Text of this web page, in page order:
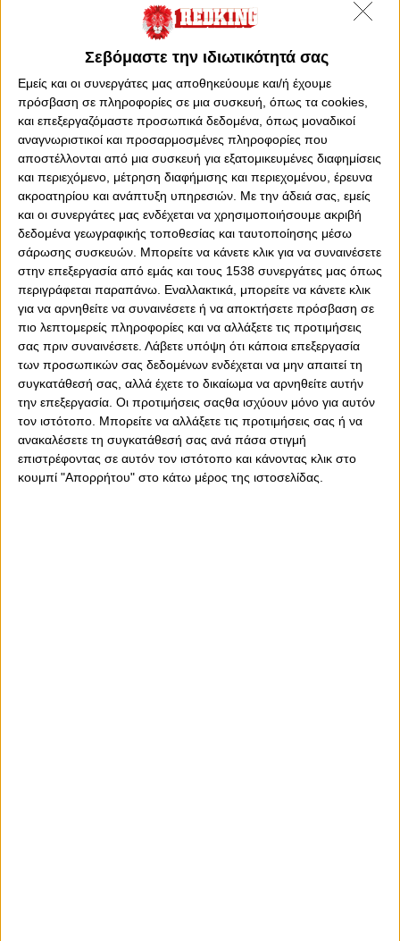
Σεβόμαστε την ιδιωτικότητά σας
Εμείς και οι συνεργάτες μας αποθηκεύουμε και/ή έχουμε
πρόσβαση σε πληροφορίες σε μια συσκευή, όπως τα cookies,
και επεξεργαζόμαστε προσωπικά δεδομένα, όπως μοναδικοί
αναγνωριστικοί και προσαρμοσμένες πληροφορίες που
αποστέλλονται από μια συσκευή για εξατομικευμένες διαφημίσεις
και περιεχόμενο, μέτρηση διαφήμισης και περιεχομένου, έρευνα
ακροατηρίου και ανάπτυξη υπηρεσιών. Με την άδειά σας, εμείς
και οι συνεργάτες μας ενδέχεται να χρησιμοποιήσουμε ακριβή
δεδομένα γεωγραφικής τοποθεσίας και ταυτοποίησης μέσω
σάρωσης συσκευών. Μπορείτε να κάνετε κλικ για να συναινέσετε
στην επεξεργασία από εμάς και τους 1538 συνεργάτες μας όπως
περιγράφεται παραπάνω. Εναλλακτικά, μπορείτε να κάνετε κλικ
για να αρνηθείτε να συναινέσετε ή να αποκτήσετε πρόσβαση σε
πιο λεπτομερείς πληροφορίες και να αλλάξετε τις προτιμήσεις
σας πριν συναινέσετε. Λάβετε υπόψη ότι κάποια επεξεργασία
των προσωπικών σας δεδομένων ενδέχεται να μην απαιτεί τη
συγκατάθεσή σας, αλλά έχετε το δικαίωμα να αρνηθείτε αυτήν
την επεξεργασία. Οι προτιμήσεις σαςθα ισχύουν μόνο για αυτόν
τον ιστότοπο. Μπορείτε να αλλάξετε τις προτιμήσεις σας ή να
ανακαλέσετε τη συγκατάθεσή σας ανά πάσα στιγμή
επιστρέφοντας σε αυτόν τον ιστότοπο και κάνοντας κλικ στο
κουμπί "Απορρήτου" στο κάτω μέρος της ιστοσελίδας.
Δευτέρα, 23 Οκτωβρίου 2023 - 12:15
0 0
Σε ένα ματς που δεν ολοκληρώθηκε ποτέ, μετά την
πτώση του Χουάνκαρ στον αγωνιστικό χώρο (49’) και
την άρνηση των φιλοξενούμενων να επιστρέψουν από τα
αποδυτήρια, παρά την σαφέστατη εντολή που έλαβαν
από τον Ιταλό ρέφερι του αγώνα, Φάμπιο Μαρέσκα,
Ολυμπιακός και Παναθηναϊκός έμειναν στο 1-1, για την
8η αγωνιστική της Super League και το ντέρμπι θα
συνεχιστεί στις δικαστικές αίθουσες.